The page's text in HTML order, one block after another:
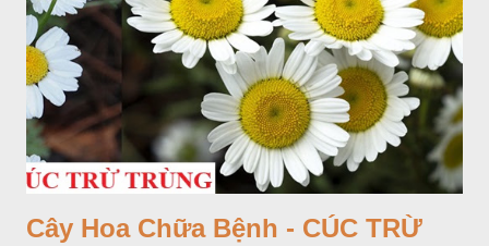
Cây Hoa Chữa Bệnh - CÚC TRỪ